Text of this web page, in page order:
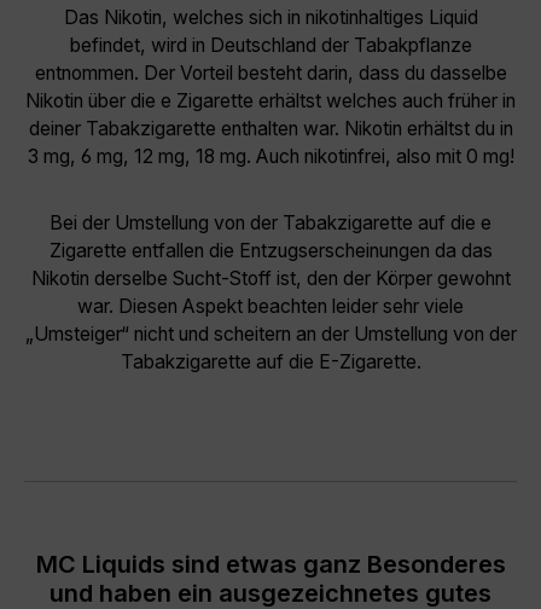
Das Nikotin, welches sich in nikotinhaltiges Liquid
befindet, wird in Deutschland der Tabakpflanze
entnommen. Der Vorteil besteht darin, dass du dasselbe
Nikotin über die e Zigarette erhältst welches auch früher in
deiner Tabakzigarette enthalten war. Nikotin erhältst du in
3 mg, 6 mg, 12 mg, 18 mg. Auch nikotinfrei, also mit 0 mg!
Bei der Umstellung von der Tabakzigarette auf die e
Zigarette entfallen die Entzugserscheinungen da das
Nikotin derselbe Sucht-Stoff ist, den der Körper gewohnt
war. Diesen Aspekt beachten leider sehr viele
„Umsteiger“ nicht und scheitern an der Umstellung von der
Tabakzigarette auf die E-Zigarette.
MC Liquids sind etwas ganz Besonderes
und haben ein ausgezeichnetes gutes